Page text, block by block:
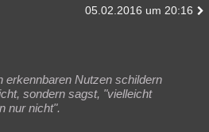
05.02.2016 um 20:16
erkennbaren Nutzen schildern
sondern sagst, "vielleicht
nur nicht".